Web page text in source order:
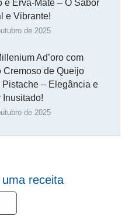
e Erva-Mate – O Sabor
e Vibrante!
de 2025
Ad’oro com
Cremoso de Queijo
Pistache – Elegância e
Inusitado!
de 2025
receita